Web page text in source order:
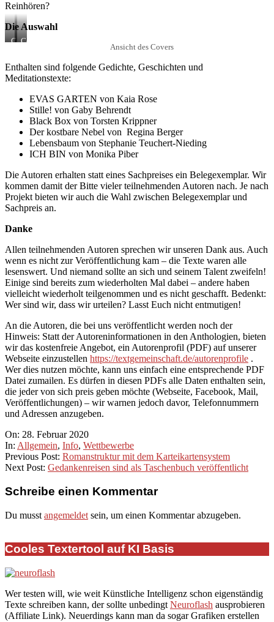
Reinhören?
Die Auswahl
CoverCover
Ansicht des Covers
Enthalten sind folgende Gedichte, Geschichten und
Meditationstexte:
EVAS GARTEN von Kaia Rose
Stille! von Gaby Behrendt
Black Box von Torsten Krippner
Der kostbare Nebel von Regina Berger
Lebensbaum von Stephanie Teuchert-Nieding
ICH BIN von Monika Piber
Die Autoren erhalten statt eines Sachpreises ein Belegexemplar. Wir
kommen damit der Bitte vieler teilnehmenden Autoren nach. Je nach
Projekt bieten wir auch die Wahl zwischen Belegexemplar und
Sachpreis an.
Danke
Allen teilnehmenden Autoren sprechen wir unseren Dank aus. Auch
wenn es nicht zur Veröffentlichung kam – die Texte waren alle
lesenswert. Und niemand sollte an sich und seinem Talent zweifeln!
Einige sind bereits zum wiederholten Mal dabei – andere haben
vielleicht wiederholt teilgenommen und es nicht geschafft. Bedenkt:
Wer sind wir, dass wir urteilen? Lasst Euch nicht entmutigen!
An die Autoren, die bei uns veröffentlicht werden noch der
Hinweis: Statt der Autoreninformationen in den Anthologien, bieten
wir das kostenfreie Angebot, ein Autorenprofil (PDF) auf unserer
Webseite einzustellen https://textgemeinschaft.de/autorenprofile .
Wer dies nutzen möchte, kann uns einfach eine entsprechende PDF
Datei zumailen. Es dürfen in diesen PDFs alle Daten enthalten sein,
die jeder von sich preis geben möchte (Webseite, Facebook, Mail,
Veröffentlichungen) – wir warnen jedoch davor, Telefonnummern
und Adressen anzugeben.
2020-
02-
28
On: 28. Februar 2020
In: Allgemein, Info, Wettbewerbe
Previous Post: Romanstruktur mit dem Karteikartensystem
Next Post: Gedankenreisen sind als Taschenbuch veröffentlicht
Schreibe einen Kommentar
Du musst angemeldet sein, um einen Kommentar abzugeben.
Cooles Textertool auf KI Basis
Wer testen will, wie weit Künstliche Intelligenz schon eigenständig
Texte schreiben kann, der sollte unbedingt Neuroflash ausprobieren
(Affiliate Link). Neuerdings kann man da sogar Grafiken erstellen